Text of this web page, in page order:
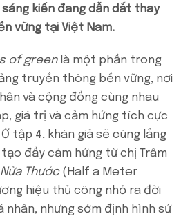
kiến đang dẫn dắt thay
vững tại Việt Nam.
of greenlà một phần trong
truyền thông bền vững, nơi
và cộng đồng cùng nhau
giá trị và cảm hứng tích cực
tập 4, khán giả sẽ cùng lắng
đầy cảm hứng từ chị Trâm
Thước(Half a Meter
hiệu thủ công nhỏ ra đời
nhưng sớm định hình sứ